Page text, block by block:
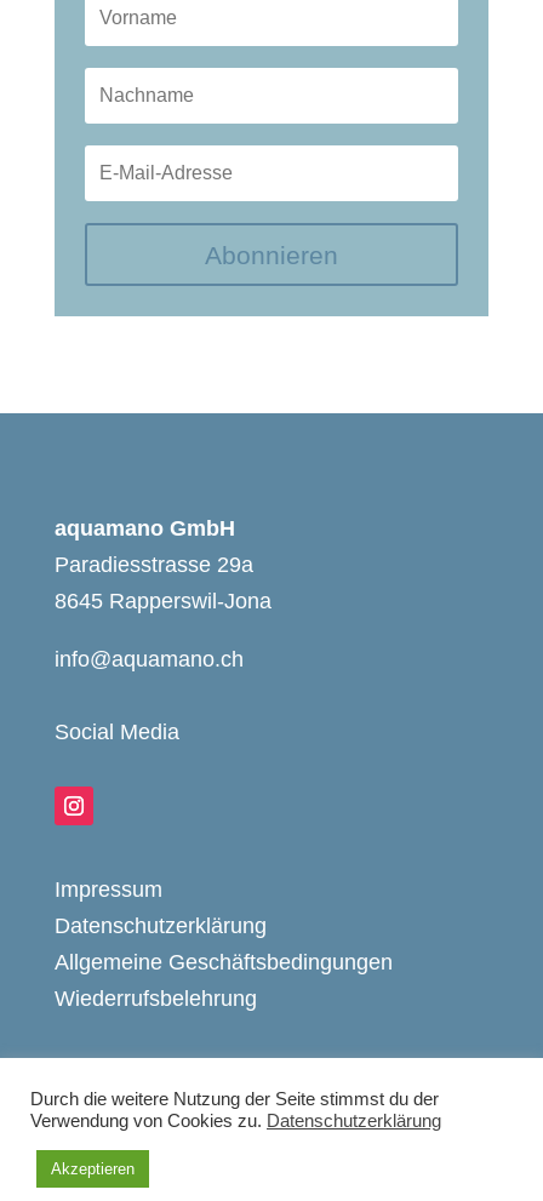
Abonnieren
aquamano GmbH
Paradiesstrasse 29a
8645 Rapperswil-Jona
info@aquamano.ch
Social Media
Impressum
Datenschutzerklärung
Allgemeine Geschäftsbedingungen
Wiederrufsbelehrung
© 2020 by aquamano GmbH
Durch die weitere Nutzung der Seite stimmst du der
Verwendung von Cookies zu. Datenschutzerklärung
Akzeptieren